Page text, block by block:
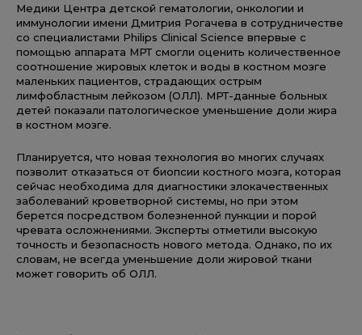
Медики Центра детской гематологии, онкологии и
иммунологии имени Дмитрия Рогачева в сотрудничестве
со специалистами Philips Clinical Science впервые с
помощью аппарата МРТ смогли оценить количественное
соотношение жировых клеток и воды в костном мозге
маленьких пациентов, страдающих острым
лимфобластным лейкозом (ОЛЛ). МРТ-данные больных
детей показали патологическое уменьшение доли жира
в костном мозге.
Планируется, что новая технология во многих случаях
позволит отказаться от биопсии костного мозга, которая
сейчас необходима для диагностики злокачественных
заболеваний кроветворной системы, но при этом
берется посредством болезненной пункции и порой
чревата осложнениями. Эксперты отметили высокую
точность и безопасность нового метода. Однако, по их
словам, не всегда уменьшение доли жировой ткани
может говорить об ОЛЛ.